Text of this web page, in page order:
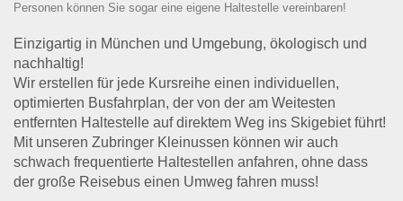
Personen können Sie sogar eine eigene Haltestelle vereinbaren!
Einzigartig in München und Umgebung, ökologisch und
nachhaltig!
Wir erstellen für jede Kursreihe einen individuellen,
optimierten Busfahrplan, der von der am Weitesten
entfernten Haltestelle auf direktem Weg ins Skigebiet führt!
Mit unseren Zubringer Kleinussen können wir auch
schwach frequentierte Haltestellen anfahren, ohne dass
der große Reisebus einen Umweg fahren muss!